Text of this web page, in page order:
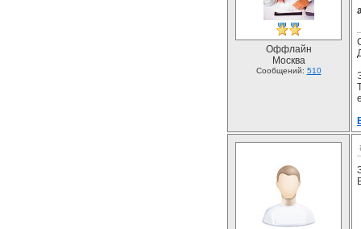
Оффлайн
Москва
Сообщений: 510